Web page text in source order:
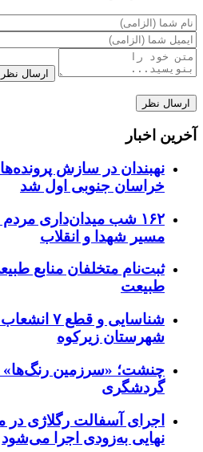
ارسال نظر
آخرین اخبار
نهبندان در سازش
خراسان جنوبی اول شد
۱۶۲ شب میدان‌داری
مسیر شهدا و انقلاب
ثبت‌نام متخلفان منابع
طبیعت
شناسایی و
شهرستان زیرکوه
چنشت؛ «سرزمین رنگ‌ها»
گردشگری
اجرای آسفالت رگلاژی
نهایی به‌زودی اجرا می‌شود